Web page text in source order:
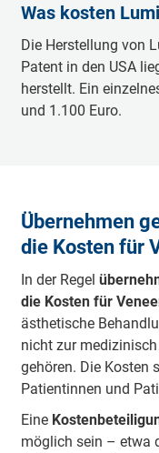
Was kos­ten
Die Her­stel­lung von
Pa­tent in den USA
her­stellt. Ein
und 1.100 Eu­ro.
Übernehmen
die Kosten für
In der Regel
die Kosten für
ästhetische
nicht zur
gehören. Die Kosten
Patientinnen und
Eine
möglich sein – etwa